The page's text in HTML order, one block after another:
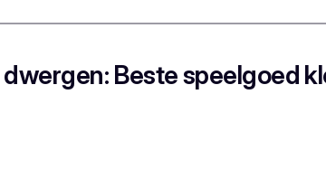
Beste speelgoed